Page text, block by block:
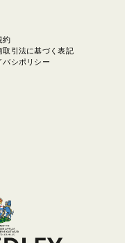
約
取引法に基づく表記
バシポリシー